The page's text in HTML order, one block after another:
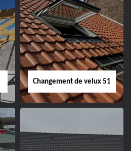
Démoussage de
toiture 51
Changement de velux 51